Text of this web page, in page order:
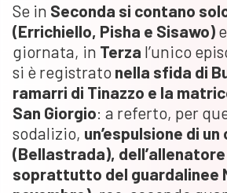
Se in Seconda si contano
(Errichiello, Pisha e Sisawo)
giornata, in Terza l’unico
si è registrato nella sfida di
ramarri di Tinazzo e la
San Giorgio: a referto, per
sodalizio, un’espulsione di
(Bellastrada), dell’allenatore
soprattutto del guardalinee